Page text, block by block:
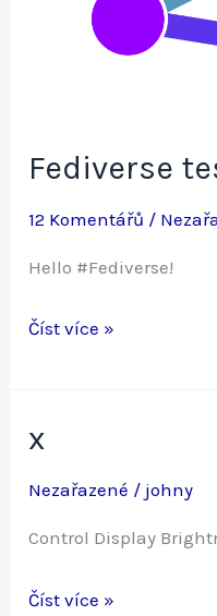
Fediverse
12 Komentářů /
Hello #Fediverse!
Fediverse
Číst více »
x
Nezařazené / johny
Control Display
x
Číst více »